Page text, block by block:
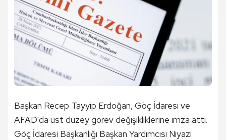
Başkan Recep Tayyip Erdoğan, Göç İdaresi ve
AFAD'da üst düzey görev değişikliklerine imza attı.
Göç İdaresi Başkanlığı Başkan Yardımcısı Niyazi